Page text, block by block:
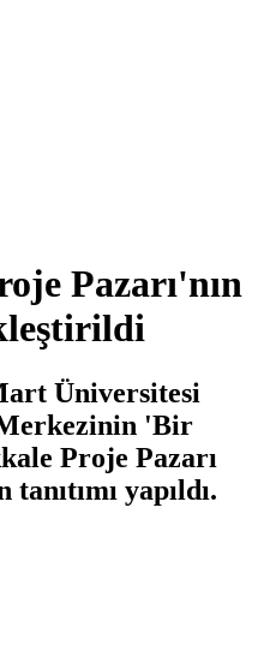
Pazarı'nın
Üniversitesi
'Bir
Proje Pazarı
yapıldı.